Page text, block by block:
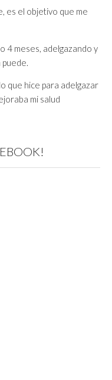
es el objetivo que me
4 meses, adelgazando y
que hice para adelgazar
mi salud